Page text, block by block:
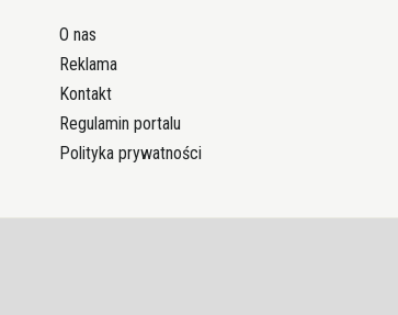
O nas
Reklama
Kontakt
Regulamin portalu
Polityka prywatności